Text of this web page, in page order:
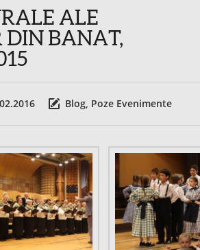
ALE
DIN BANAT,
Blog Poze Evenimente